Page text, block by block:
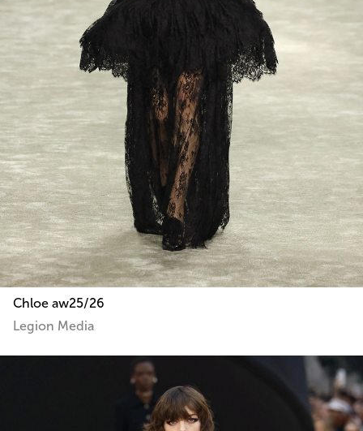
Chloe aw25/26
Legion Media